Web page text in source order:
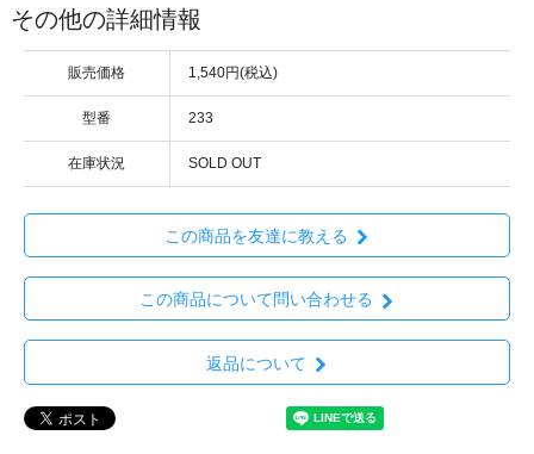
その他の詳細情報
販売価格 1,540円(税込)
型番 233
在庫状況 SOLD OUT
この商品を友達に教える
この商品について問い合わせる
返品について